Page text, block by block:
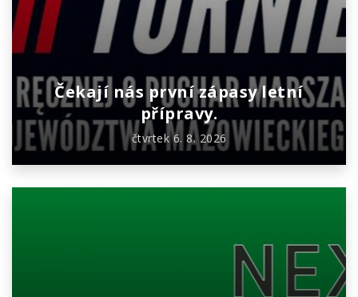
Čekají nás první zápasy letní
přípravy.
čtvrtek 6. 8. 2026